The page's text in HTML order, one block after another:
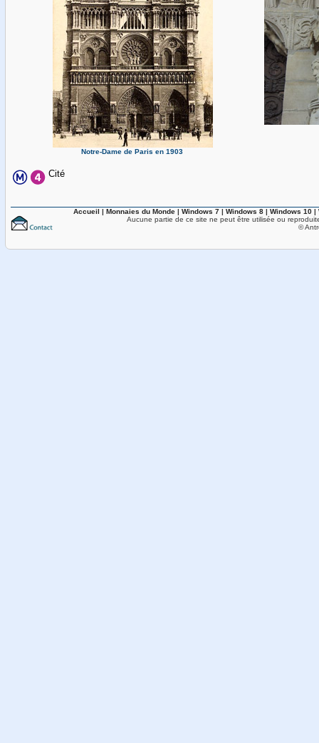
Notre-Dame de Paris en 1903
Cité
Accueil | Monnaies du Monde | Windows 7 | Windows 8 | Windows 10 |
Aucune partie de ce site ne peut être utilisée ou
©